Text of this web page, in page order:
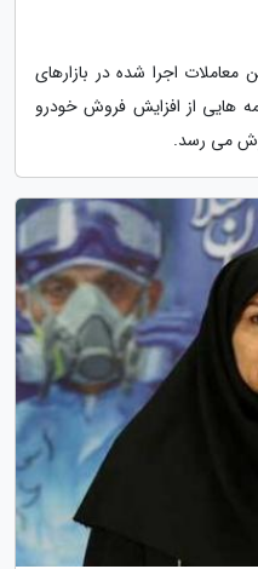
اجرا شده در بازارهای
هایی از افزایش فروش خودرو
می رسد.